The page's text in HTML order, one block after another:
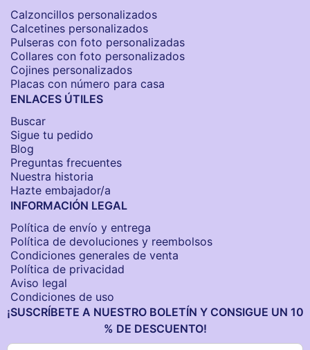
Calzoncillos personalizados​
Calcetines personalizados
Pulseras con foto personalizadas
Collares con foto personalizados
Cojines personalizados
Placas con número para casa
ENLACES ÚTILES
Buscar
Sigue tu pedido
Blog
Preguntas frecuentes
Nuestra historia
Hazte embajador/a
INFORMACIÓN LEGAL
Política de envío y entrega
Política de devoluciones y reembolsos
Condiciones generales de venta
Política de privacidad
Aviso legal
Condiciones de uso
¡SUSCRÍBETE A NUESTRO BOLETÍN Y CONSIGUE UN 10
% DE DESCUENTO!